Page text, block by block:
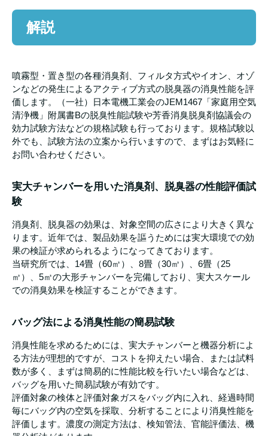
解説
噴霧型・置き型の各種消臭剤、フィルタ方式やイオン、オゾ
ンなどの発生によるアクティブ方式の脱臭器の消臭性能を評
価します。（一社）日本電機工業会のJEM1467「家庭用空気
清浄機」附属書Bの脱臭性能試験や芳香消臭脱臭剤協議会の
効力試験方法などの規格試験も行っております。規格試験以
外でも、試験方法の立案から行いますので、まずはお気軽に
お問い合わせください。
実大チャンバーを用いた消臭剤、脱臭器の性能評価試
験
消臭剤、脱臭器の効果は、対象空間の広さにより大きく異な
ります。近年では、製品効果を謳うためには実大環境での効
果の検証が求められるようになってきております。
当研究所では、14畳（60㎥）、8畳（30㎥）、6畳（25
㎥）、5㎥の大形チャンバーを完備しており、実大スケール
での消臭効果を検証することができます。
バッグ法による消臭性能の簡易試験
消臭性能を求めるためには、実大チャンバーと機器分析によ
る方法が理想的ですが、コストを抑えたい場合、または試料
数が多く、まずは簡易的に性能比較を行いたい場合などは、
バッグを用いた簡易試験が有効です。
評価対象の検体と評価対象ガスをバッグ内に入れ、経過時間
毎にバッグ内の空気を採取、分析することにより消臭性能を
評価します。濃度の測定方法は、検知管法、官能評価法、機